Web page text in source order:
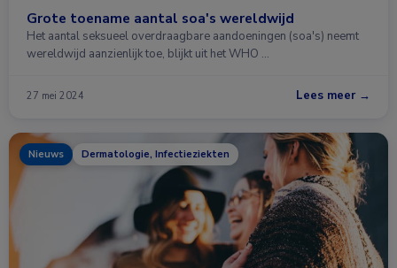
Grote toename aantal soa's wereldwijd
Het aantal seksueel overdraagbare aandoeningen (soa's) neemt
wereldwijd aanzienlijk toe, blijkt uit het WHO …
27 mei 2024 Lees meer →
Nieuws Dermatologie, Infectieziekten